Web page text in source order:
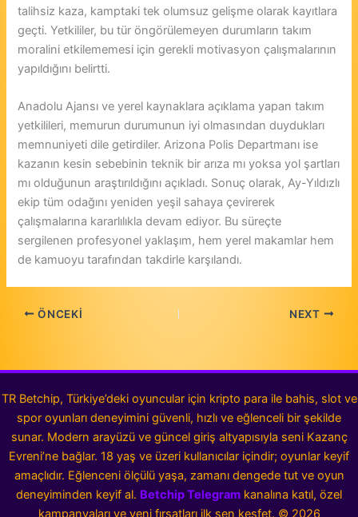
talihsiz kaza, kamptaki tek olumsuz gelişme olarak kayıtlara
geçti. Yetkililer, bu tür öngörülemeyen durumların takım
moralini etkilememesi için gerekli motivasyon çalışmalarının
yapıldığını belirtti.
Anadolu Ajansı ve yerel kaynaklara açıklama yapan takım
yetkilileri, memurun durumunun iyi olmasından duydukları
memnuniyeti dile getirdiler. Arizona Polis Departmanı ise
kazanın kesin sebebinin teknik bir arıza mı yoksa yol şartları
mı olduğunun araştırıldığını açıkladı. Sonuç olarak, Ay-Yıldızlı
ekip tüm odağını yeniden yeşil sahaya çevirerek
çalışmalarına kararlılıkla devam ediyor. Bu süreçte
sergilenen profesyonel yaklaşım, hem yerel makamlar hem
de kamuoyu tarafından takdirle karşılandı.
ÖNCEKI NEXT
TR Betchip, Türkiye’deki oyuncular için kripto para ile bahis, slot ve
spor oyunları deneyimini güvenli, hızlı ve eğlenceli bir şekilde
sunar. Modern arayüzü ve güncel giriş altyapısıyla seni Kazanç
Evreni’ne bağlar. 18 yaş ve üzeri kullanıcılar içindir; oyunlar keyif
amaçlıdır. Eğlenceni ölçülü yaşa, zamanı dengede tut ve oyun
deneyiminden keyif al. Betchip Telegram kanalına katıl, özel
kampanyaları ve yeni fırsatları ilk sen keşfet. © 2026